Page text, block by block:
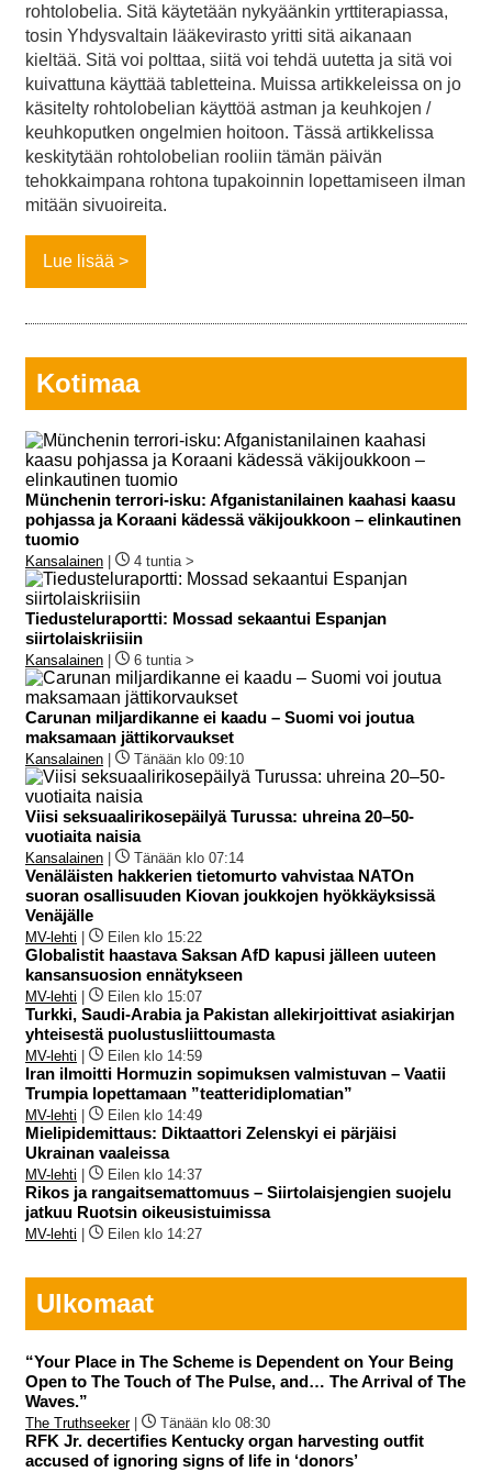
rohtolobelia. Sitä käytetään nykyäänkin yrttiterapiassa,
tosin Yhdysvaltain lääkevirasto yritti sitä aikanaan
kieltää. Sitä voi polttaa, siitä voi tehdä uutetta ja sitä voi
kuivattuna käyttää tabletteina. Muissa artikkeleissa on jo
käsitelty rohtolobelian käyttöä astman ja keuhkojen /
keuhkoputken ongelmien hoitoon. Tässä artikkelissa
keskitytään rohtolobelian rooliin tämän päivän
tehokkaimpana rohtona tupakoinnin lopettamiseen ilman
mitään sivuoireita.
Lue lisää
Kotimaa
Münchenin terrori-isku: Afganistanilainen kaahasi kaasu
pohjassa ja Koraani kädessä väkijoukkoon – elinkautinen
tuomio
Kansalainen 4 tuntia >
Tiedusteluraportti: Mossad sekaantui Espanjan
siirtolaiskriisiin
Kansalainen 6 tuntia >
Carunan miljardikanne ei kaadu – Suomi voi joutua
maksamaan jättikorvaukset
Kansalainen Tänään klo 09:10
Viisi seksuaalirikosepäilyä Turussa: uhreina 20–50-
vuotiaita naisia
Kansalainen Tänään klo 07:14
Venäläisten hakkerien tietomurto vahvistaa NATOn
suoran osallisuuden Kiovan joukkojen hyökkäyksissä
Venäjälle
MV-lehti Eilen klo 15:22
Globalistit haastava Saksan AfD kapusi jälleen uuteen
kansansuosion ennätykseen
MV-lehti Eilen klo 15:07
Turkki, Saudi-Arabia ja Pakistan allekirjoittivat asiakirjan
yhteisestä puolustusliittoumasta
MV-lehti Eilen klo 14:59
Iran ilmoitti Hormuzin sopimuksen valmistuvan – Vaatii
Trumpia lopettamaan ”teatteridiplomatian”
MV-lehti Eilen klo 14:49
Mielipidemittaus: Diktaattori Zelenskyi ei pärjäisi
Ukrainan vaaleissa
MV-lehti Eilen klo 14:37
Rikos ja rangaitsemattomuus – Siirtolaisjengien suojelu
jatkuu Ruotsin oikeusistuimissa
MV-lehti Eilen klo 14:27
Ulkomaat
“Your Place in The Scheme is Dependent on Your Being
Open to The Touch of The Pulse, and… The Arrival of The
Waves.”
The Truthseeker| Tänään klo 08:30
RFK Jr. decertifies Kentucky organ harvesting outfit
accused of ignoring signs of life in ‘donors’